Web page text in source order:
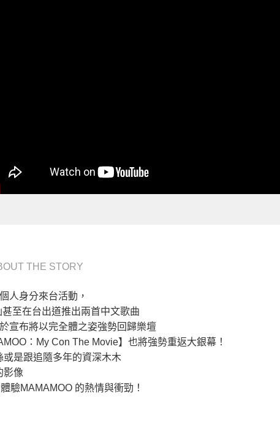
THE STORY
人身分來台活動，
至在台出道推出兩首中文歌曲
宣布將以完全體之姿強勢回歸樂壇
：My Con The Movie】也將強勢重返大銀幕！
是跟追隨多年的資深木木
影像
驗MAMAMOO 的熱情與衝勁！